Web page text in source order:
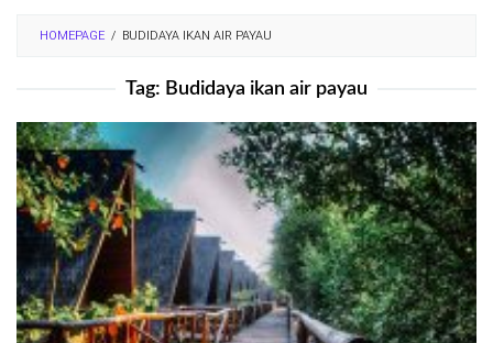
HOMEPAGE / BUDIDAYA IKAN AIR PAYAU
Tag: Budidaya ikan air payau